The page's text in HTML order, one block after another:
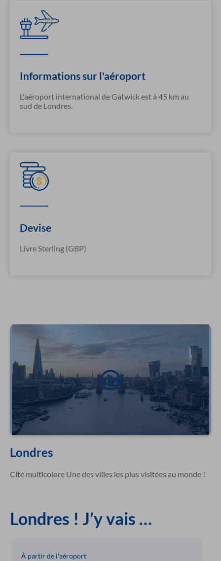
Informations sur l'aéroport
L'aéroport international de Gatwick est à 45 km au
sud de Londres.
Devise
Livre Sterling (GBP)
Londres
Cité multicolore Une des villes les plus visitées au monde !
Londres ! J’y vais …
À partir de l'aéroport